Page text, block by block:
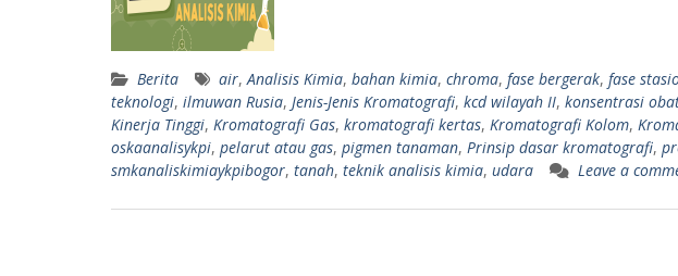
Berita air, Analisis Kimia, bahan kimia, chroma, fase bergerak, fase
teknologi, ilmuwan Rusia, Jenis-Jenis Kromatografi, kcd wilayah II, konsentrasi
Kinerja Tinggi, Kromatografi Gas, kromatografi kertas, Kromatografi Kolom,
oskaanalisykpi, pelarut atau gas, pigmen tanaman, Prinsip dasar kromatografi,
smkanaliskimiaykpibogor, tanah, teknik analisis kimia, udara Leave a